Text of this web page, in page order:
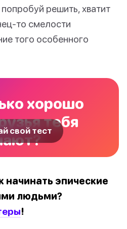
решить, хватит
то смелости
того особенного
хорошо
тебя
свой тест
начинать эпические
людьми?
!